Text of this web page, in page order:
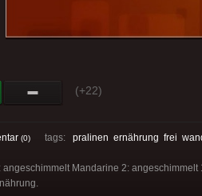
(+22)
(0) tags: pralinen ernährung frei
angeschimmelt Mandarine 2: